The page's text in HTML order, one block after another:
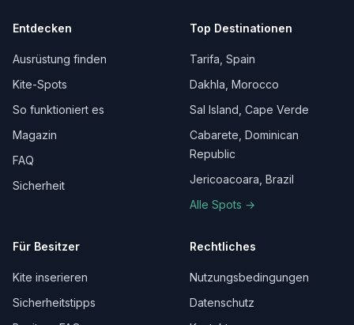
Entdecken
Ausrüstung finden
Kite-Spots
So funktioniert es
Magazin
FAQ
Sicherheit
Top Destinationen
Tarifa, Spain
Dakhla, Morocco
Sal Island, Cape Verde
Cabarete, Dominican
Republic
Jericoacoara, Brazil
Alle Spots →
Für Besitzer
Kite inserieren
Sicherheitstipps
Rechtliches
Nutzungsbedingungen
Datenschutz